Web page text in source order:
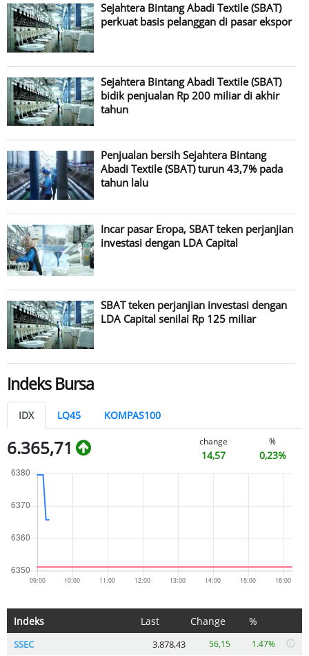
Sejahtera Bintang Abadi Textile (SBAT)
perkuat basis pelanggan di pasar ekspor
Sejahtera Bintang Abadi Textile (SBAT)
bidik penjualan Rp 200 miliar di akhir
tahun
Penjualan bersih Sejahtera Bintang
Abadi Textile (SBAT) turun 43,7% pada
tahun lalu
Incar pasar Eropa, SBAT teken perjanjian
investasi dengan LDA Capital
SBAT teken perjanjian investasi dengan
LDA Capital senilai Rp 125 miliar
Indeks Bursa
IDX LQ45 KOMPAS100
6.365,71 change
14,57
%
0,23%
Indeks Last Change %
SSEC 3.878,43 56,15 1.47%